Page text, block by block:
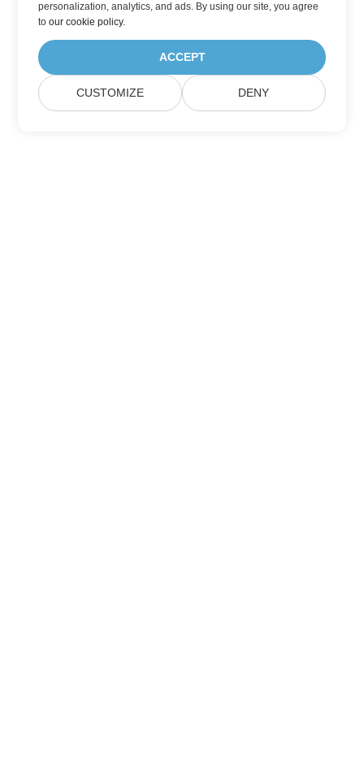
personalization, analytics, and ads. By using our site, you agree
toour cookie policy.
ACCEPT
CUSTOMIZE DENY